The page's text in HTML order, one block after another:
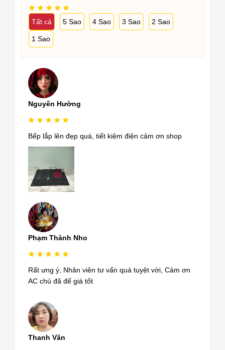
Tất cả 5 Sao 4 Sao 3 Sao 2 Sao
1 Sao
Nguyên Hường
Bếp lắp lên đẹp quá, tiết kiệm điện cảm ơn shop
Phạm Thành Nho
Rất ưng ý, Nhân viên tư vấn quá tuyệt vời, Cảm ơn
AC chủ đã để giá tốt
Thanh Văn